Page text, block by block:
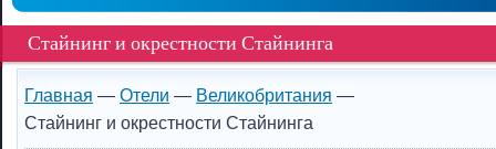
Стайнинг и окрестности Стайнинга
Главная — Отели — Великобритания —
Стайнинг и окрестности Стайнинга